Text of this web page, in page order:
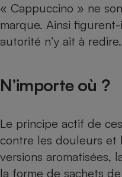
« Cappuccino » ne
marque. Ainsi
autorité n’y ait à
N’importe où ?
Le principe actif de
contre les douleurs et
versions aromatisées,
la forme de sachets